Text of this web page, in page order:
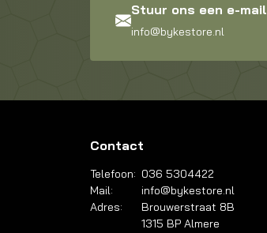
Stuur ons een e-mail
info@bykestore.nl
Contact
Telefoon: 036 5304422
Mail:
info@bykestore.nl
Adres:
Brouwerstraat 8B
1315 BP Almere